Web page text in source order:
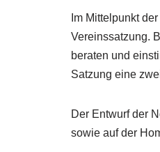
Im Mittelpunkt
Vereinssatzung.
beraten und
Satzung eine
Der Entwurf der
sowie auf der